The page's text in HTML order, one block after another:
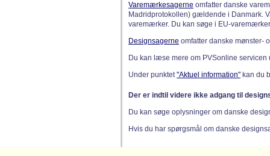
Varemærkesagerne omfatter danske
Madridprotokollen) gældende i Danmark.
varemærker. Du kan søge i EU-
Designsagerne omfatter danske mønster-
Du kan læse mere om PVSonline
Under punktet"Aktuel information" kan du
Der er indtil videre ikke adgang til
Du kan søge oplysninger om danske
Hvis du har spørgsmål om danske